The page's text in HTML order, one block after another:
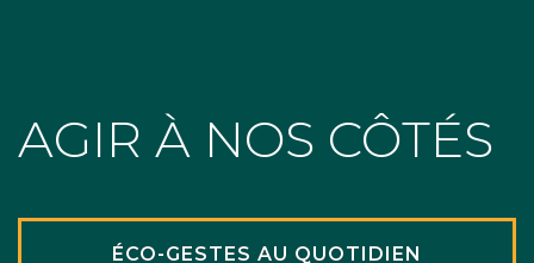
AGIR À NOS CÔTÉS
ÉCO-GESTES AU QUOTIDIEN